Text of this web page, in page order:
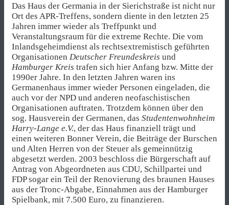
Das Haus der Germania in der Sierichstraße ist nicht nur
Ort des APR-Treffens, sondern diente in den letzten 25
Jahren immer wieder als Treffpunkt und
Veranstaltungsraum für die extreme Rechte. Die vom
Inlandsgeheimdienst als rechtsextremistisch geführten
Organisationen Deutscher Freundeskreis und
Hamburger Kreis trafen sich hier Anfang bzw. Mitte der
1990er Jahre. In den letzten Jahren waren ins
Germanenhaus immer wieder Personen eingeladen, die
auch vor der NPD und anderen neofaschistischen
Organisationen auftraten. Trotzdem können über den
sog. Hausverein der Germanen, das Studentenwohnheim
Harry-Lange e.V., der das Haus finanziell trägt und
einen weiteren Bonner Verein, die Beiträge der Burschen
und Alten Herren von der Steuer als gemeinnützig
abgesetzt werden. 2003 beschloss die Bürgerschaft auf
Antrag von Abgeordneten aus CDU, Schillpartei und
FDP sogar ein Teil der Renovierung des braunen Hauses
aus der Tronc-Abgabe, Einnahmen aus der Hamburger
Spielbank, mit 7.500 Euro, zu finanzieren.